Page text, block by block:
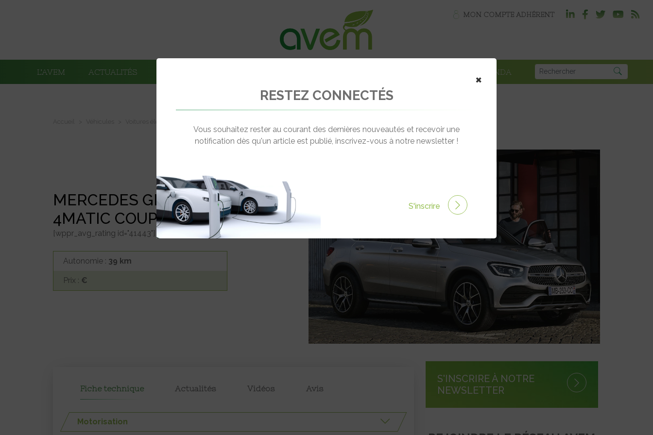
MON COMPTE ADHÉRENT
L’AVEM ACTUALITÉS AGENDA
MERCEDES GLC 300E
4MATIC COUPÉ
[wppr_avg_rating id="41443"]
Autonomie : 39 km
Prix : €
Fiche technique Actualités Vidéos Avis
Motorisation
S'INSCRIRE À NOTRE
NEWSLETTER
×
RESTEZ CONNECTÉS
Vous souhaitez rester au courant des dernières nouveautés et recevoir une
notification dès qu'un article est publié, inscrivez-vous à notre newsletter !
S'inscrire